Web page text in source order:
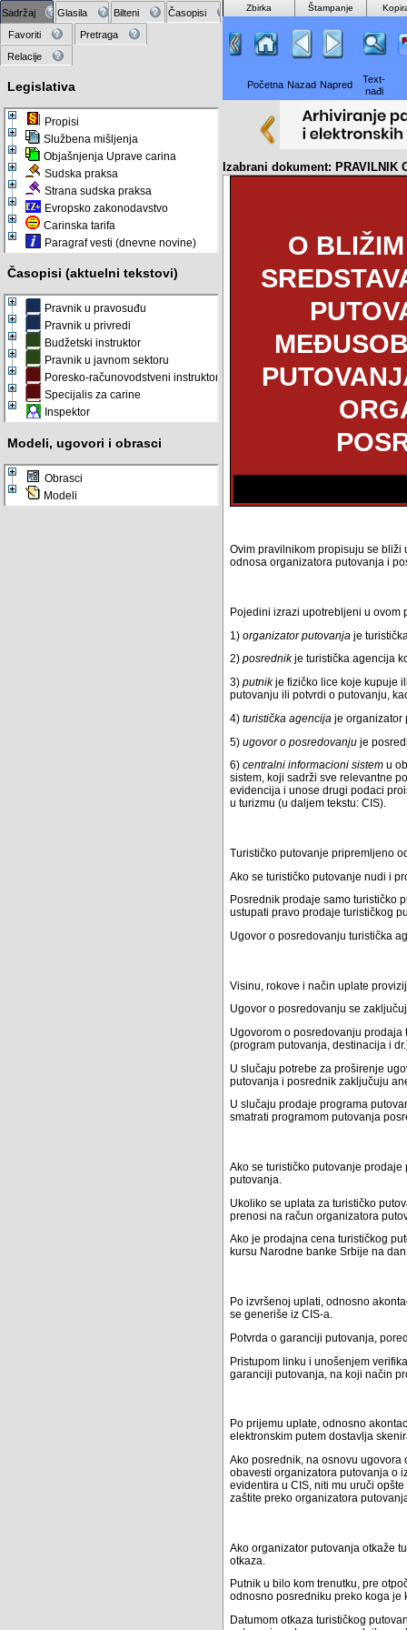
Sadržaj Glasila Bilteni
Časopisi
Favoriti
Pretraga
Relacije
Legislativa
Propisi
Službena mišljenja
Objašnjenja Uprave carina
Sudska praksa
Strana sudska praksa
Evropsko zakonodavstvo
Carinska tarifa
Paragraf vesti (dnevne novine)
Časopisi (aktuelni tekstovi)
Pravnik u pravosuđu
Pravnik u privredi
Budžetski instruktor
Pravnik u javnom sektoru
Poresko-računovodstveni instruktor
Specijalis za carine
Inspektor
Modeli, ugovori i obrasci
Obrasci
Modeli
Zbirka Štampanje
Početna Nazad Napred
Text-
nađi
Izabrani dokument: PRAVILNIK
O
Ovim pravilnikom propisuju se
odnosa organizatora putovanja i
Pojedini izrazi upotrebljeni u
1)organizator putovanja je
2)posrednikje turistička agencija
3)putnikje fizičko lice koje kupuje
putovanju ili potvrdi o putovanju,
4)turistička agencija je organizator
5)ugovor o posredovanju je
6)centralni informacioni sistem u
sistem, koji sadrži sve relevantne
evidencija i unose drugi podaci
u turizmu (u daljem tekstu: CIS).
Turističko putovanje pripremljeno
Ako se turističko putovanje nudi i
Posrednik prodaje samo turističko
ustupati pravo prodaje turističkog
Ugovor o posredovanju turistička
Visinu, rokove i način uplate
Ugovor o posredovanju se
Ugovorom o posredovanju
(program putovanja, destinacija i
U slučaju potrebe za proširenje
putovanja i posrednik zaključuju
U slučaju prodaje programa
smatrati programom putovanja
Ako se turističko putovanje
putovanja.
Ukoliko se uplata za turističko
prenosi na račun organizatora
Ako je prodajna cena turističkog
kursu Narodne banke Srbije na
Po izvršenoj uplati, odnosno
se generiše iz CIS-a.
Potvrda o garanciji putovanja,
Pristupom linku i unošenjem
garanciji putovanja, na koji način
Po prijemu uplate, odnosno
elektronskim putem dostavlja
Ako posrednik, na osnovu
obavesti organizatora putovanja o
evidentira u CIS, niti mu uruči
zaštite preko organizatora
Ako organizator putovanja otkaže
otkaza.
Putnik u bilo kom trenutku, pre
odnosno posredniku preko koga je
Datumom otkaza turističkog